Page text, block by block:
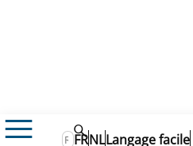
FRNLLangage facile
LACOMBLE Adolphe
LACOMBLE